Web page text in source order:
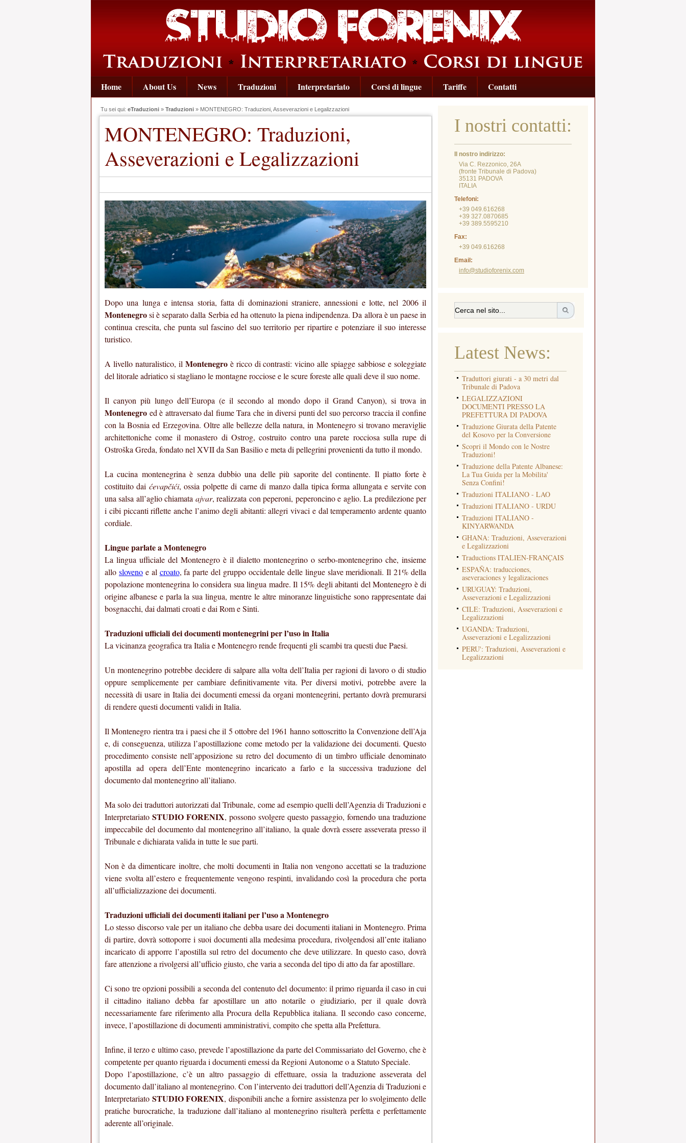
Home About Us News Traduzioni Interpretariato Corsi di lingue Tariffe Contatti
Tu sei qui: eTraduzioni » Traduzioni » MONTENEGRO: Traduzioni, Asseverazioni e Legalizzazioni
MONTENEGRO: Traduzioni,
Asseverazioni e Legalizzazioni
Dopo una lunga e intensa storia, fatta di dominazioni straniere, annessioni e lotte, nel 2006 il
Montenegrosi è separato dalla Serbia ed ha ottenuto la piena indipendenza. Da allora è un paese in
continua crescita, che punta sul fascino del suo territorio per ripartire e potenziare il suo interesse
turistico.
A livello naturalistico, il Montenegroè ricco di contrasti: vicino alle spiagge sabbiose e soleggiate
del litorale adriatico si stagliano le montagne rocciose e le scure foreste alle quali deve il suo nome.
Il canyon più lungo dell’Europa (e il secondo al mondo dopo il Grand Canyon), si trova in
Montenegro ed è attraversato dal fiume Tara che in diversi punti del suo percorso traccia il confine
con la Bosnia ed Erzegovina. Oltre alle bellezze della natura, in Montenegro si trovano meraviglie
architettoniche come il monastero di Ostrog, costruito contro una parete rocciosa sulla rupe di
Ostroška Greda, fondato nel XVII da San Basilio e meta di pellegrini provenienti da tutto il mondo.
La cucina montenegrina è senza dubbio una delle più saporite del continente. Il piatto forte è
costituito dai ćevapčići, ossia polpette di carne di manzo dalla tipica forma allungata e servite con
una salsa all’aglio chiamata ajvar, realizzata con peperoni, peperoncino e aglio. La predilezione per
i cibi piccanti riflette anche l’animo degli abitanti: allegri vivaci e dal temperamento ardente quanto
cordiale.
Lingue parlate a Montenegro
La lingua ufficiale del Montenegro è il dialetto montenegrino o serbo-montenegrino che, insieme
allo slovenoe al croato, fa parte del gruppo occidentale delle lingue slave meridionali. Il 21% della
popolazione montenegrina lo considera sua lingua madre. Il 15% degli abitanti del Montenegro è di
origine albanese e parla la sua lingua, mentre le altre minoranze linguistiche sono rappresentate dai
bosgnacchi, dai dalmati croati e dai Rom e Sinti.
Traduzioni ufficiali dei documenti montenegrini per l’uso in Italia
La vicinanza geografica tra Italia e Montenegro rende frequenti gli scambi tra questi due Paesi.
Un montenegrino potrebbe decidere di salpare alla volta dell’Italia per ragioni di lavoro o di studio
oppure semplicemente per cambiare definitivamente vita. Per diversi motivi, potrebbe avere la
necessità di usare in Italia dei documenti emessi da organi montenegrini, pertanto dovrà premurarsi
di rendere questi documenti validi in Italia.
Il Montenegro rientra tra i paesi che il 5 ottobre del 1961 hanno sottoscritto la Convenzione dell’Aja
e, di conseguenza, utilizza l’apostillazione come metodo per la validazione dei documenti. Questo
procedimento consiste nell’apposizione su retro del documento di un timbro ufficiale denominato
apostilla ad opera dell’Ente montenegrino incaricato a farlo e la successiva traduzione del
documento dal montenegrino all’italiano.
Ma solo dei traduttori autorizzati dal Tribunale, come ad esempio quelli dell’Agenzia di Traduzioni e
Interpretariato STUDIO FORENIX, possono svolgere questo passaggio, fornendo una traduzione
impeccabile del documento dal montenegrino all’italiano, la quale dovrà essere asseverata presso il
Tribunale e dichiarata valida in tutte le sue parti.
Non è da dimenticare inoltre, che molti documenti in Italia non vengono accettati se la traduzione
viene svolta all’estero e frequentemente vengono respinti, invalidando così la procedura che porta
all’ufficializzazione dei documenti.
Traduzioni ufficiali dei documenti italiani per l’uso a Montenegro
Lo stesso discorso vale per un italiano che debba usare dei documenti italiani in Montenegro. Prima
di partire, dovrà sottoporre i suoi documenti alla medesima procedura, rivolgendosi all’ente italiano
incaricato di apporre l’apostilla sul retro del documento che deve utilizzare. In questo caso, dovrà
fare attenzione a rivolgersi all’ufficio giusto, che varia a seconda del tipo di atto da far apostillare.
Ci sono tre opzioni possibili a seconda del contenuto del documento: il primo riguarda il caso in cui
il cittadino italiano debba far apostillare un atto notarile o giudiziario, per il quale dovrà
necessariamente fare riferimento alla Procura della Repubblica italiana. Il secondo caso concerne,
invece, l’apostillazione di documenti amministrativi, compito che spetta alla Prefettura.
Infine, il terzo e ultimo caso, prevede l’apostillazione da parte del Commissariato del Governo, che è
competente per quanto riguarda i documenti emessi da Regioni Autonome o a Statuto Speciale.
Dopo l’apostillazione, c’è un altro passaggio di effettuare, ossia la traduzione asseverata del
documento dall’italiano al montenegrino. Con l’intervento dei traduttori dell’Agenzia di Traduzioni e
Interpretariato STUDIO FORENIX, disponibili anche a fornire assistenza per lo svolgimento delle
pratiche burocratiche, la traduzione dall’italiano al montenegrino risulterà perfetta e perfettamente
aderente all’originale.
I nostri contatti:
Il nostro indirizzo:
Via C. Rezzonico, 26A
(fronte Tribunale di Padova)
35131 PADOVA
ITALIA
Telefoni:
+39 049.616268
+39 327.0870685
+39 389.5595210
Fax:
+39 049.616268
Email:
info@studioforenix.com
Latest News:
Traduttori giurati - a 30 metri dal
Tribunale di Padova
LEGALIZZAZIONI
DOCUMENTI PRESSO LA
PREFETTURA DI PADOVA
Traduzione Giurata della Patente
del Kosovo per la Conversione
Scopri il Mondo con le Nostre
Traduzioni!
Traduzione della Patente Albanese:
La Tua Guida per la Mobilita'
Senza Confini!
Traduzioni ITALIANO - LAO
Traduzioni ITALIANO - URDU
Traduzioni ITALIANO -
KINYARWANDA
GHANA: Traduzioni, Asseverazioni
e Legalizzazioni
Traductions ITALIEN-FRANÇAIS
ESPAÑA: traducciones,
aseveraciones y legalizaciones
URUGUAY: Traduzioni,
Asseverazioni e Legalizzazioni
CILE: Traduzioni, Asseverazioni e
Legalizzazioni
UGANDA: Traduzioni,
Asseverazioni e Legalizzazioni
PERU': Traduzioni, Asseverazioni e
Legalizzazioni